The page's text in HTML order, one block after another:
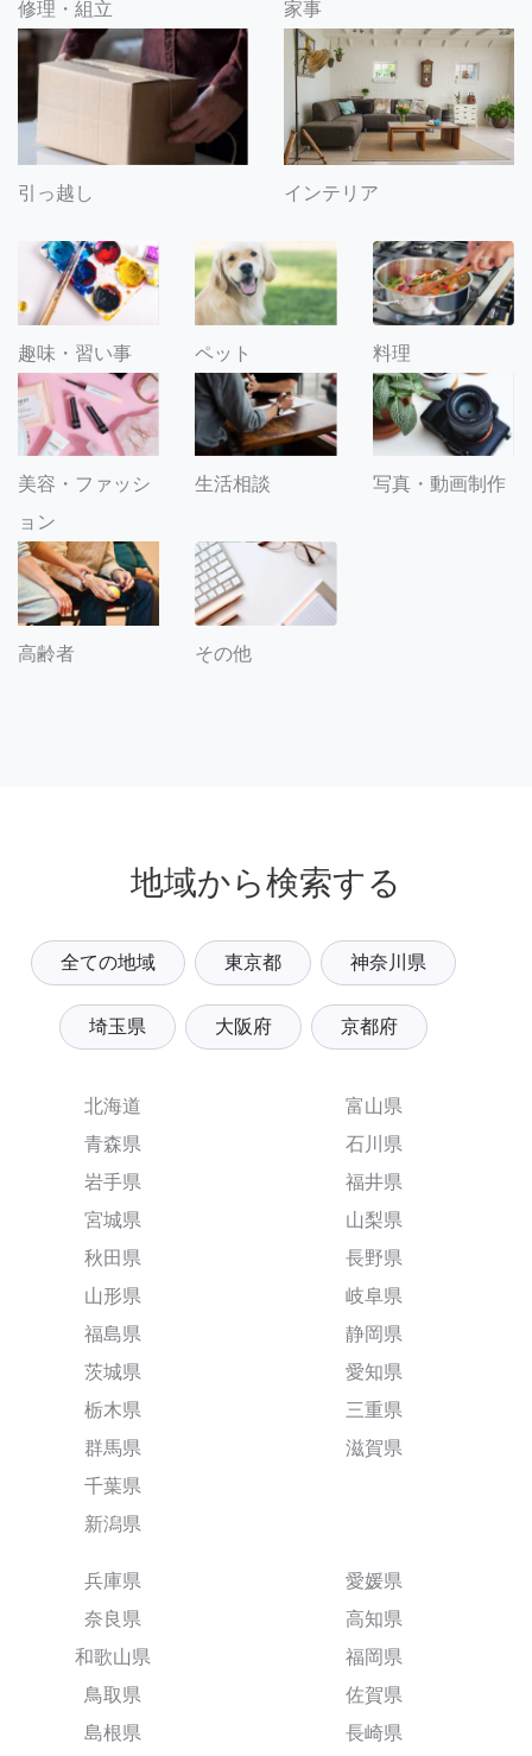
修理・組立 家事
引っ越し インテリア
趣味・習い事 ペット 料理
美容・ファッシ
ョン
生活相談 写真・動画制作
高齢者 その他
地域から検索する
全ての地域 東京都 神奈川県
埼玉県 大阪府 京都府
北海道
青森県
岩手県
宮城県
秋田県
山形県
福島県
茨城県
栃木県
群馬県
千葉県
新潟県
富山県
石川県
福井県
山梨県
長野県
岐阜県
静岡県
愛知県
三重県
滋賀県
兵庫県
奈良県
和歌山県
鳥取県
島根県
愛媛県
高知県
福岡県
佐賀県
長崎県